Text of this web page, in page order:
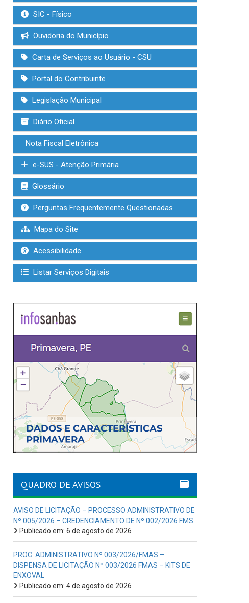
SIC - Físico
Ouvidoria do Município
Carta de Serviços ao Usuário - CSU
Portal do Contribuinte
Legislação Municipal
Diário Oficial
Nota Fiscal Eletrônica
e-SUS - Atenção Primária
Glossário
Perguntas Frequentemente Questionadas
Mapa do Site
Acessibilidade
Listar Serviços Digitais
QUADRO DE AVISOS
AVISO DE LICITAÇÃO – PROCESSO ADMINISTRATIVO DE
Nº 005/2026 – CREDENCIAMENTO DE Nº 002/2026 FMS
Publicado em: 6 de agosto de 2026
PROC. ADMINISTRATIVO Nº 003/2026/FMAS –
DISPENSA DE LICITAÇÃO Nº 003/2026 FMAS – KITS DE
ENXOVAL
Publicado em: 4 de agosto de 2026